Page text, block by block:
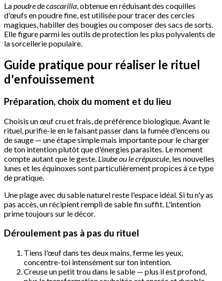
Lapoudre de cascarilla , obtenue en réduisant des coquilles
d'œufs en poudre fine, est utilisée pour tracer des cercles
magiques, habiller des bougies ou composer des sacs de sorts.
Elle figure parmi les outils de protection les plus polyvalents de
la sorcellerie populaire.
Guide pratique pour réaliser le rituel
d'enfouissement
Préparation, choix du moment et du lieu
Choisis un œuf cru et frais, de préférence biologique. Avant le
rituel, purifie-le en le faisant passer dans la fumée d'encens ou
de sauge — une étape simple mais importante pour le charger
de ton intention plutôt que d'énergies parasites. Le moment
compte autant que le geste. L'aube ou le crépuscule, les nouvelles
lunes et les équinoxes sont particulièrement propices à ce type
de pratique.
Une plage avec du sable naturel reste l'espace idéal. Si tu n'y as
pas accès, un récipient rempli de sable fin suffit. L'intention
prime toujours sur le décor.
Déroulement pas à pas du rituel
Tiens l'œuf dans tes deux mains, ferme les yeux,
concentre-toi intensément sur ton intention.
Creuse un petit trou dans le sable — plus il est profond,